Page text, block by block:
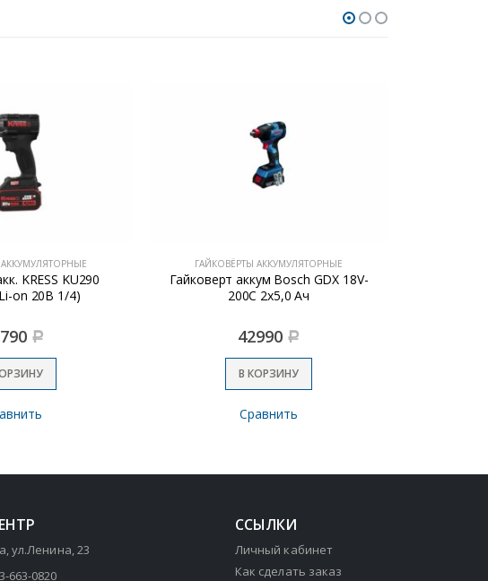
KRESS KU290
on 20В 1/4)
Р
ГАЙКОВЁРТЫ АККУМУЛЯТОРНЫЕ
Гайковерт аккум Bosch GDX 18V-
200C 2х5,0 Ач
42990 Р
В КОРЗИНУ
Сравнить
ул.Ленина, 23
663-0820
ССЫЛКИ
Личный кабинет
Как сделать заказ